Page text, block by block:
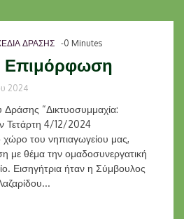
ΔΡΑΣΗΣ -0 Minutes
Επιμόρφωση
2024
Δράσης “Δικτυοσυμμαχία:
Τετάρτη 4/12/2024
του νηπιαγωγείου μας,
με θέμα την ομαδοσυνεργατική
Εισηγήτρια ήταν η Σύμβουλος